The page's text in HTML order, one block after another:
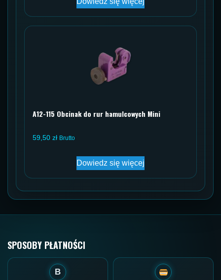
A12-115 Obcinak do rur hamulcowych Mini
59,50 zł Brutto
Dowiedz się więcej
SPOSOBY PŁATNOŚCI
B